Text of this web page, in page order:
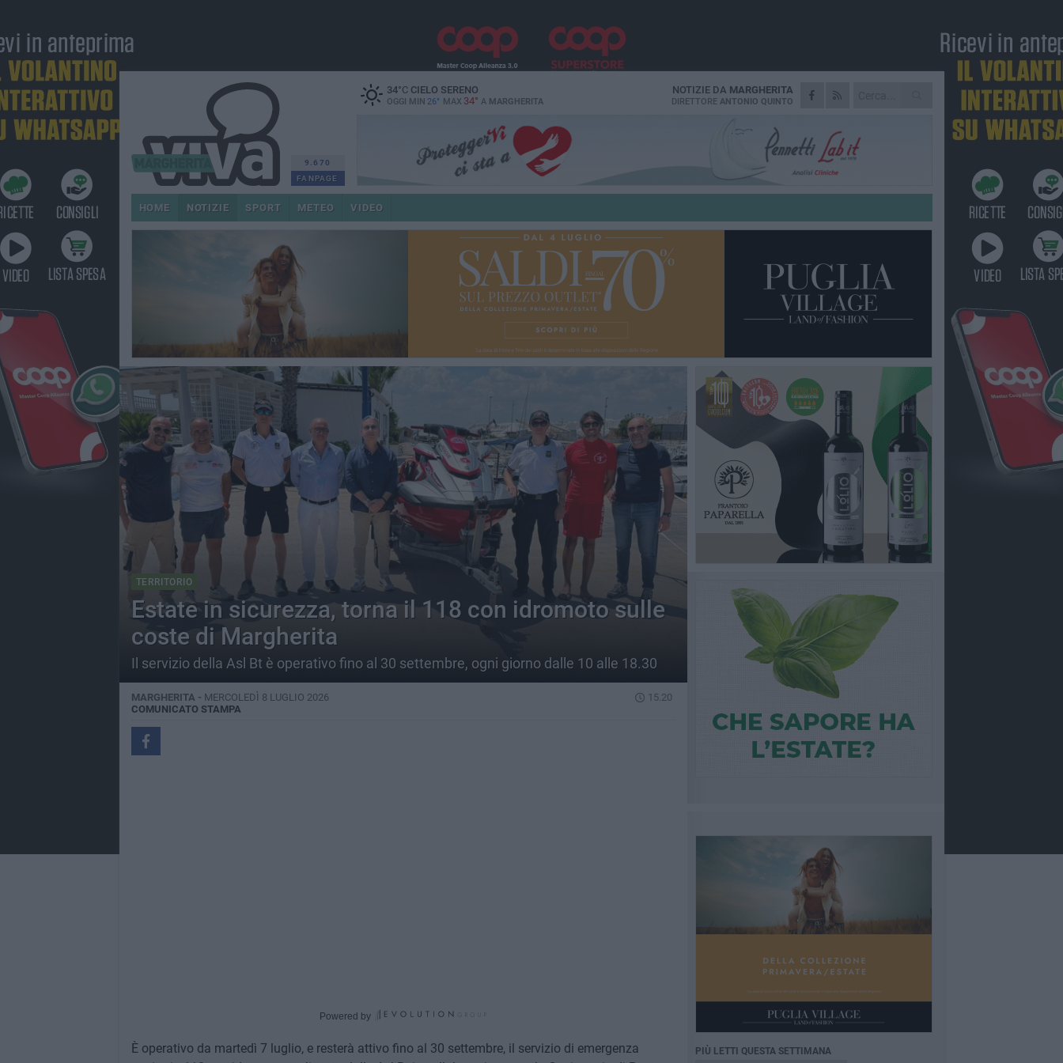
9.670
FANPAGE
34°CCIELO SERENO
OGGI MIN 26° MAX 34° A MARGHERITA
NOTIZIE DA MARGHERITA
DIRETTORE ANTONIO QUINTO
HOME NOTIZIE SPORT METEO VIDEO
TERRITORIO
Estate in sicurezza, torna il 118 con idromoto sulle
coste di Margherita
Il servizio della Asl Bt è operativo fino al 30 settembre, ogni giorno dalle 10 alle 18.30
MARGHERITA - MERCOLEDÌ 8 LUGLIO 2026
15.20
COMUNICATO STAMPA
Powered by
È operativo da martedì 7 luglio, e resterà attivo fino al 30 settembre, il servizio di emergenza
PIÙ LETTI QUESTA SETTIMANA